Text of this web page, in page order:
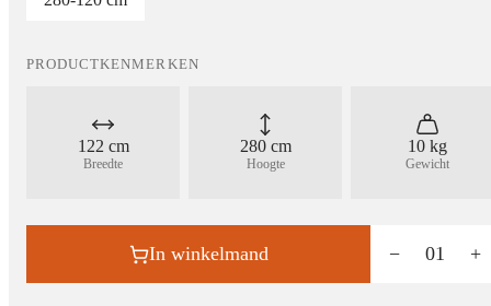
PRODUCTKENMERKEN
122 cm
Breedte
280 cm
Hoogte
10 kg
Gewicht
In winkelmand − 01 +